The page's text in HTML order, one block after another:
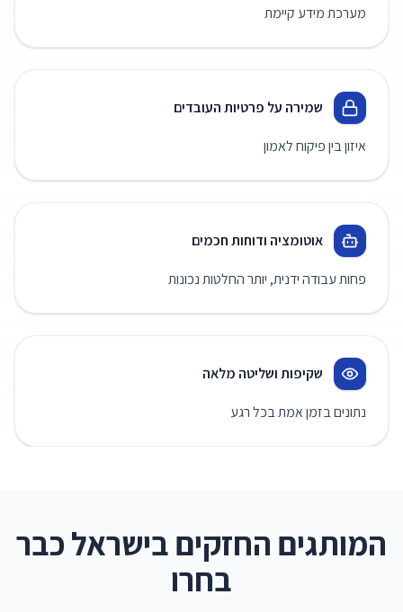
מערכת מידע קיימת
שמירה על פרטיות העובדים
איזון בין פיקוח לאמון
אוטומציה ודוחות חכמים
פחות עבודה ידנית, יותר החלטות נכונות
שקיפות ושליטה מלאה
נתונים בזמן אמת בכל רגע
המותגים החזקים בישראל כבר
בחרו